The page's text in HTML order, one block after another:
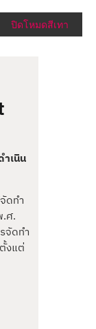
เนิน
ดทำ
.ศ.
จัดทำ
งแต่
ปิดโหมดสีเทา